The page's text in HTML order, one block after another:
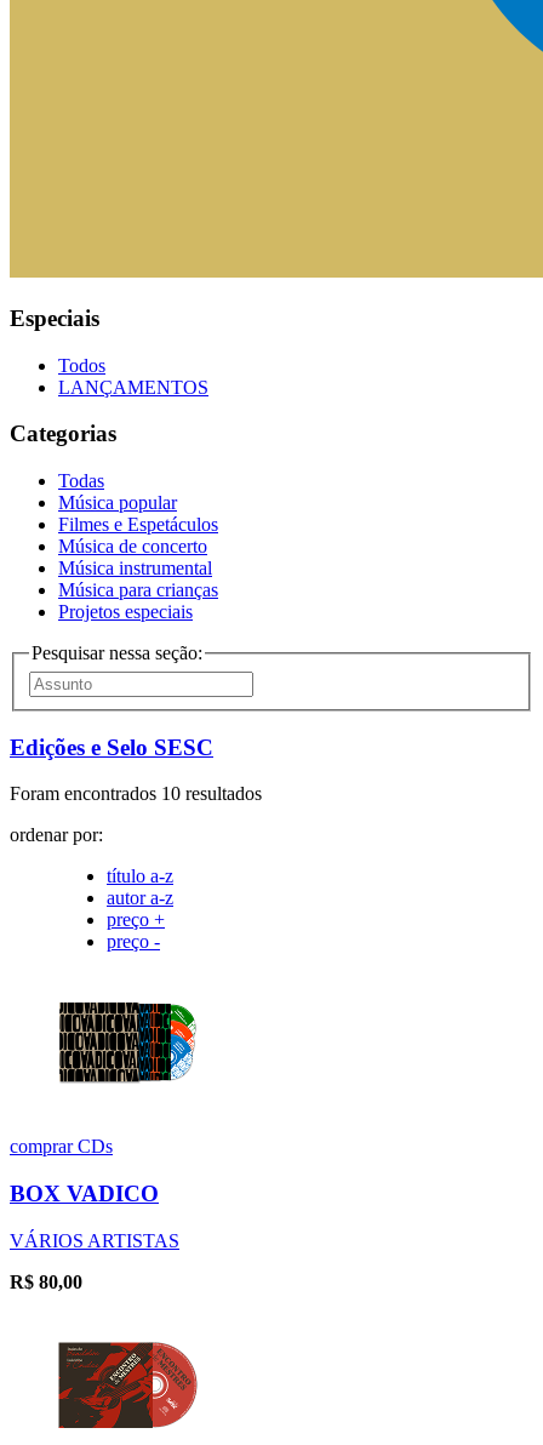
Especiais
Todos
LANÇAMENTOS
Categorias
Todas
Música popular
Filmes e Espetáculos
Música de concerto
Música instrumental
Música para crianças
Projetos especiais
Pesquisar nessa seção:
Edições e Selo SESC
Foram encontrados 10 resultados
ordenar por:
título a-z
autor a-z
preço +
preço -
comprarCDs
BOX VADICO
VÁRIOS ARTISTAS
R$ 80,00